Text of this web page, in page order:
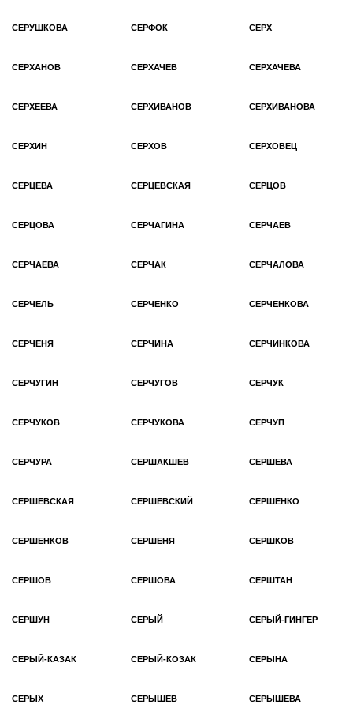
СЕРУШКОВА СЕРФОК СЕРХ
СЕРХАНОВ СЕРХАЧЕВ СЕРХАЧЕВА
СЕРХЕЕВА СЕРХИВАНОВ СЕРХИВАНОВА
СЕРХИН СЕРХОВ СЕРХОВЕЦ
СЕРЦЕВА СЕРЦЕВСКАЯ СЕРЦОВ
СЕРЦОВА СЕРЧАГИНА СЕРЧАЕВ
СЕРЧАЕВА СЕРЧАК СЕРЧАЛОВА
СЕРЧЕЛЬ СЕРЧЕНКО СЕРЧЕНКОВА
СЕРЧЕНЯ СЕРЧИНА СЕРЧИНКОВА
СЕРЧУГИН СЕРЧУГОВ СЕРЧУК
СЕРЧУКОВ СЕРЧУКОВА СЕРЧУП
СЕРЧУРА СЕРШАКШЕВ СЕРШЕВА
СЕРШЕВСКАЯ СЕРШЕВСКИЙ СЕРШЕНКО
СЕРШЕНКОВ СЕРШЕНЯ СЕРШКОВ
СЕРШОВ СЕРШОВА СЕРШТАН
СЕРШУН СЕРЫЙ СЕРЫЙ-ГИНГЕР
СЕРЫЙ-КАЗАК СЕРЫЙ-КОЗАК СЕРЫНА
СЕРЫХ СЕРЫШЕВ СЕРЫШЕВА